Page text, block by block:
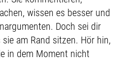
wissen es besser und
Doch sei dir
am Rand sitzen. Hör hin,
in dem Moment nicht